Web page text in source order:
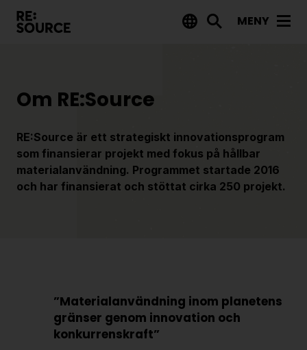
MENY
Tips på utlysningar
Projekt
Utlysningar
Strategiska projekt
Om RE:Source
RE:Source är ett strategiskt innovationsprogram
som finansierar projekt med fokus på hållbar
materialanvändning. Programmet startade 2016
och har finansierat och stöttat cirka 250 projekt.
”Materialanvändning inom planetens
gränser genom innovation och
konkurrenskraft”